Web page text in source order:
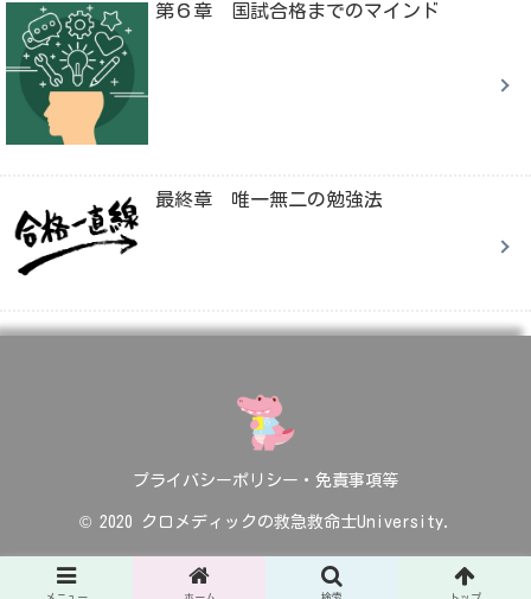
第６章 国試合格までのマインド
最終章 唯一無二の勉強法
プライバシーポリシー・免責事項等
© 2020 クロメディックの救急救命士University.